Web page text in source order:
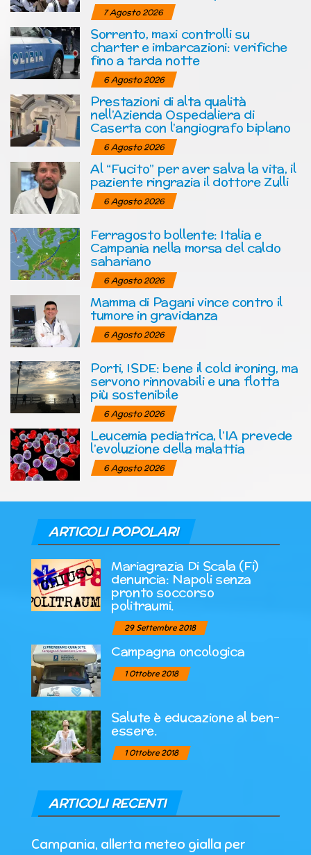
7 Agosto 2026
Sorrento, maxi controlli su
charter e imbarcazioni: verifiche
fino a tarda notte
6 Agosto 2026
Prestazioni di alta qualità
nell’Azienda Ospedaliera di
Caserta con l’angiografo biplano
6 Agosto 2026
Al “Fucito” per aver salva la vita, il
paziente ringrazia il dottore Zulli
6 Agosto 2026
Ferragosto bollente: Italia e
Campania nella morsa del caldo
sahariano
6 Agosto 2026
Mamma di Pagani vince contro il
tumore in gravidanza
6 Agosto 2026
Porti, ISDE: bene il cold ironing, ma
servono rinnovabili e una flotta
più sostenibile
6 Agosto 2026
Leucemia pediatrica, l’IA prevede
l’evoluzione della malattia
6 Agosto 2026
ARTICOLI POPOLARI
Mariagrazia Di Scala (Fi)
denuncia: Napoli senza
pronto soccorso
politraumi.
29 Settembre 2018
Campagna oncologica
1 Ottobre 2018
Salute è educazione al ben-
essere.
1 Ottobre 2018
ARTICOLI RECENTI
Campania, allerta meteo gialla per